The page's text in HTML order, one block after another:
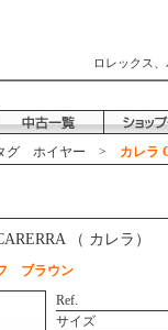
ロレックス
グ ホイヤー > カレラ
（ カレラ）
ブラウン
Ref.
サイズ